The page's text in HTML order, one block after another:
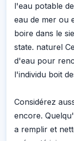
l'eau potable de
eau de mer ou
boire dans le
state. naturel
d'eau pour
l'individu boit
Considérez
encore.
a remplir et